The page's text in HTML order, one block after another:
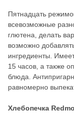
Пятнадцать
всевозможные
глютена, делать
возможно
ингредиенты.
15 часов, а также
блюда.
равномерно
Хлебопечка